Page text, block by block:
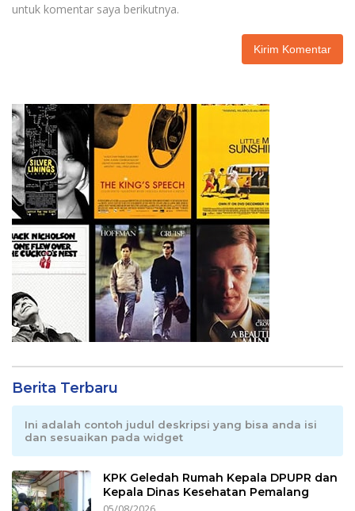
untuk komentar saya berikutnya.
Berita Terbaru
Ini adalah contoh judul deskripsi yang bisa anda isi
dan sesuaikan pada widget
KPK Geledah Rumah Kepala DPUPR dan
Kepala Dinas Kesehatan Pemalang